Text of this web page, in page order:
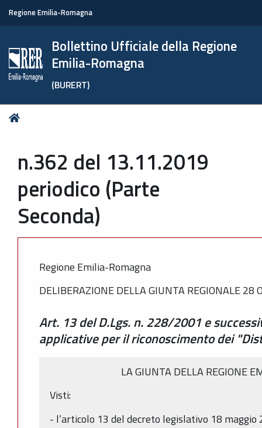
Regione Emilia-Romagna
Bollettino Ufficiale della Regione
Emilia-Romagna
(BURERT)
Tu
n.362 del 13.11.2019
periodico (Parte
Seconda)
Regione Emilia-Romagna
DELIBERAZIONE DELLA GIUNTA REGIONALE 28
Art. 13 del D.Lgs. n. 228/2001 e
applicative per il riconoscimento dei
LA GIUNTA DELLA REGIONE
Visti:
- l’articolo 13 del decreto legislativo 18